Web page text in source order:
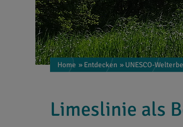
Home » Entdecken » UNESCO-
Limeslinie als